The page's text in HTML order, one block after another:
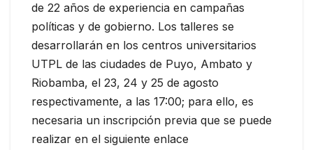
de 22 años de experiencia en campañas
políticas y de gobierno. Los talleres se
desarrollarán en los centros universitarios
UTPL de las ciudades de Puyo, Ambato y
Riobamba, el 23, 24 y 25 de agosto
respectivamente, a las 17:00; para ello, es
necesaria un inscripción previa que se puede
realizar en el siguiente enlace